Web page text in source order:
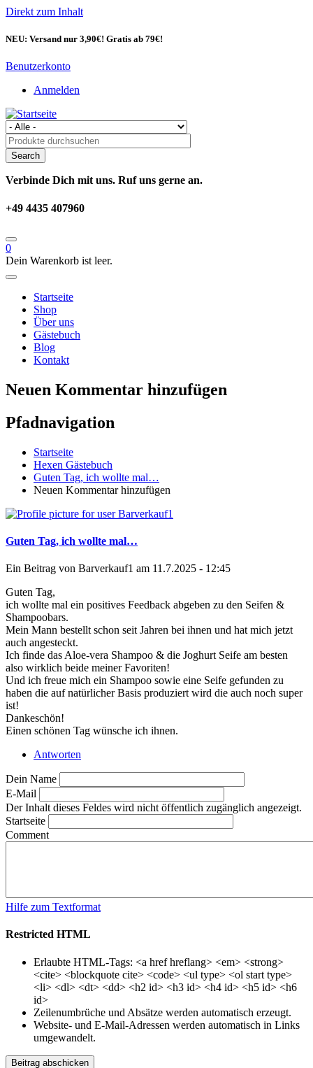
Direkt zum Inhalt
NEU: Versand nur 3,90€! Gratis ab 79€!
Benutzerkonto
Anmelden
Verbinde Dich mit uns. Ruf uns gerne an.
+49 4435 407960
0
Dein Warenkorb ist leer.
Startseite
Shop
Über uns
Gästebuch
Blog
Kontakt
Neuen Kommentar hinzufügen
Pfadnavigation
Startseite
Hexen Gästebuch
Guten Tag, ich wollte mal…
Neuen Kommentar hinzufügen
Guten Tag, ich wollte mal…
Ein Beitrag von Barverkauf1 am 11.7.2025 - 12:45
Guten Tag,
ich wollte mal ein positives Feedback abgeben zu den Seifen &
Shampoobars.
Mein Mann bestellt schon seit Jahren bei ihnen und hat mich jetzt
auch angesteckt.
Ich finde das Aloe-vera Shampoo & die Joghurt Seife am besten
also wirklich beide meiner Favoriten!
Und ich freue mich ein Shampoo sowie eine Seife gefunden zu
haben die auf natürlicher Basis produziert wird die auch noch super
ist!
Dankeschön!
Einen schönen Tag wünsche ich ihnen.
Antworten
Dein Name
E-Mail
Der Inhalt dieses Feldes wird nicht öffentlich zugänglich angezeigt.
Startseite
Comment
Hilfe zum Textformat
Restricted HTML
Erlaubte HTML-Tags: <a href hreflang> <em> <strong>
<cite> <blockquote cite> <code> <ul type> <ol start type>
<li> <dl> <dt> <dd> <h2 id> <h3 id> <h4 id> <h5 id> <h6
id>
Zeilenumbrüche und Absätze werden automatisch erzeugt.
Website- und E-Mail-Adressen werden automatisch in Links
umgewandelt.